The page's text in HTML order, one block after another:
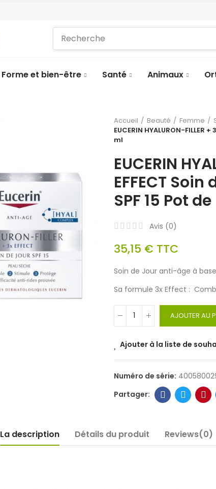
Forme et bien-être Santé Animaux
Accueil Beauté Femme
EUCERIN HYALURON-FILLER
ml
EUCERIN
EFFECT
SPF 15 Pot
Avis (0)
35,15 € TTC
Soin de Jour anti-âge à
Sa formule 3x Effect :
AJOUTER AU
Ajouter à la liste de
Numéro de série:
La description Détails du produit Reviews(0)